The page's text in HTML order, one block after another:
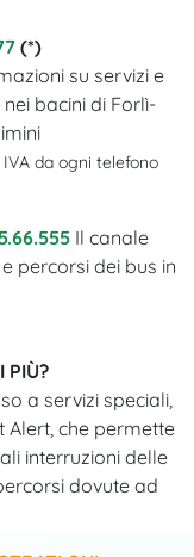
(*)
su servizi e
bacini di Forlì-
IVA da ogni telefono
Il canale
percorsi dei bus in
PIÙ?
a servizi speciali,
Alert, che permette
interruzioni delle
dovute ad